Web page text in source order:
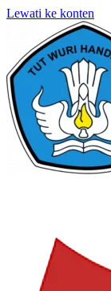
Lewati ke konten